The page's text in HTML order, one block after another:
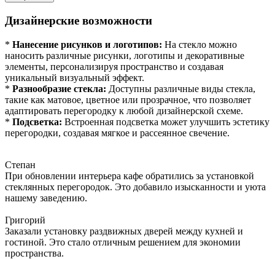
Дизайнерские возможности
* Нанесение рисунков и логотипов: На стекло можно
наносить различные рисунки, логотипы и декоративные
элементы, персонализируя пространство и создавая
уникальный визуальный эффект.
* Разнообразие стекла: Доступны различные виды стекла,
такие как матовое, цветное или прозрачное, что позволяет
адаптировать перегородку к любой дизайнерской схеме.
* Подсветка: Встроенная подсветка может улучшить эстетику
перегородки, создавая мягкое и рассеянное свечение.
Степан
При обновлении интерьера кафе обратились за установкой
стеклянных перегородок. Это добавило изысканности и уюта
нашему заведению.
Григорий
Заказали установку раздвижных дверей между кухней и
гостиной. Это стало отличным решением для экономии
пространства.